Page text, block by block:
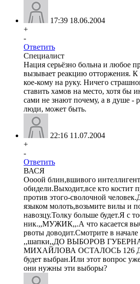
17:39 18.06.2004
+
-
Ответить
Специалист
Нация серьёзно больна и любое
вызывает реакцию отторжения. К
кое-кому на руку. Ничего
ставить хамов на место, хотя бы
сами не знают почему, а в душе -
люди, может быть.
22:16 11.07.2004
+
-
Ответить
ВАСЯ
Оооой блин,вшивого
обидели.Выходит,все кто костит
против этого-сволочной
языком молоть,возьмите вилы и
навозцу.Толку больше будет.Я с
ник.,,МУЖИК,,.А что касается
рвоты доводит.Смотрите в начале
,,шапки,,ДО ВЫБОРОВ
МИХАЙЛОВА ОСТАЛОСЬ 126
будет выбран.Или этот вопрос
они нужны эти выборы?